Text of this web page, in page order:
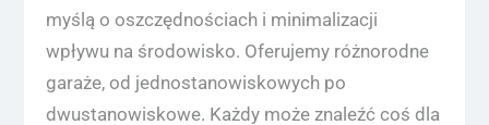
myślą o oszczędnościach i minimalizacji
wpływu na środowisko. Oferujemy różnorodne
garaże, od jednostanowiskowych po
dwustanowiskowe. Każdy może znaleźć coś dla